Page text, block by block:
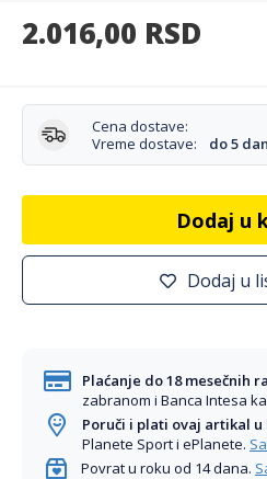
2.016,00 RSD
Cena dostave:
Vreme dostave:
do 5
Dodaj u
Dodaj u
Plaćanje do 18 mesečnih
zabranom i Banca Intesa
Poruči i plati ovaj artikal
Planete Sport i ePlanete.
Povrat u roku od 14 dana.